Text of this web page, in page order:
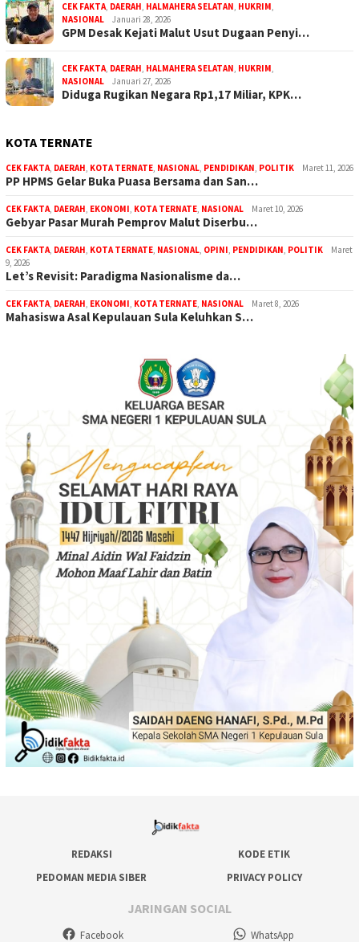
CEK FAKTA, DAERAH, HALMAHERA SELATAN, HUKRIM,
NASIONAL
Januari 28, 2026
GPM Desak Kejati Malut Usut Dugaan Penyi…
CEK FAKTA, DAERAH, HALMAHERA SELATAN, HUKRIM,
NASIONAL
Januari 27, 2026
Diduga Rugikan Negara Rp1,17 Miliar, KPK…
KOTA TERNATE
CEK FAKTA, DAERAH, KOTA TERNATE, NASIONAL, PENDIDIKAN, POLITIK Maret 11, 2026
PP HPMS Gelar Buka Puasa Bersama dan San…
CEK FAKTA, DAERAH, EKONOMI, KOTA TERNATE, NASIONAL Maret 10, 2026
Gebyar Pasar Murah Pemprov Malut Diserbu…
CEK FAKTA, DAERAH, KOTA TERNATE, NASIONAL, OPINI, PENDIDIKAN, POLITIK
Maret
9, 2026
Let’s Revisit: Paradigma Nasionalisme da…
CEK FAKTA, DAERAH, EKONOMI, KOTA TERNATE, NASIONAL Maret 8, 2026
Mahasiswa Asal Kepulauan Sula Keluhkan S…
REDAKSI
KODE ETIK
PEDOMAN MEDIA SIBER
PRIVACY POLICY
JARINGAN SOCIAL
Facebook WhatsApp